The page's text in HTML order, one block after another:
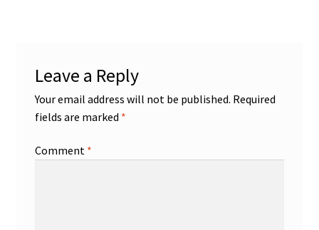
Leave a Reply
Your email address will not be published. Required
fields are marked *
Comment *